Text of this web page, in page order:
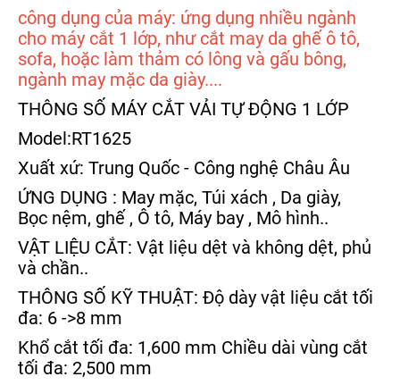
công dụng của máy: ứng dụng nhiều ngành
cho máy cắt 1 lớp, như cắt may da ghế ô tô,
sofa, hoặc làm thảm có lông và gấu bông,
ngành may mặc da giày....
THÔNG SỐ MÁY CẮT VẢI TỰ ĐỘNG 1 LỚP
Model:RT1625
Xuất xứ: Trung Quốc - Công nghệ Châu Âu
ỨNG DỤNG : May mặc, Túi xách , Da giày,
Bọc nệm, ghế , Ô tô, Máy bay , Mô hình..
VẬT LIỆU CẮT: Vật liệu dệt và không dệt, phủ
và chần..
THÔNG SỐ KỸ THUẬT: Độ dày vật liệu cắt tối
đa: 6 ->8 mm
Khổ cắt tối đa: 1,600 mm Chiều dài vùng cắt
tối đa: 2,500 mm